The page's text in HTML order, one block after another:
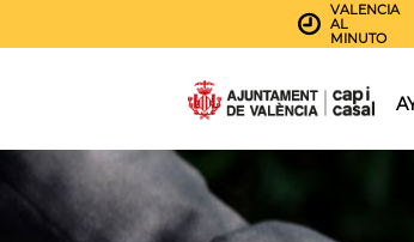
VALENCIA
AL
MINUTO